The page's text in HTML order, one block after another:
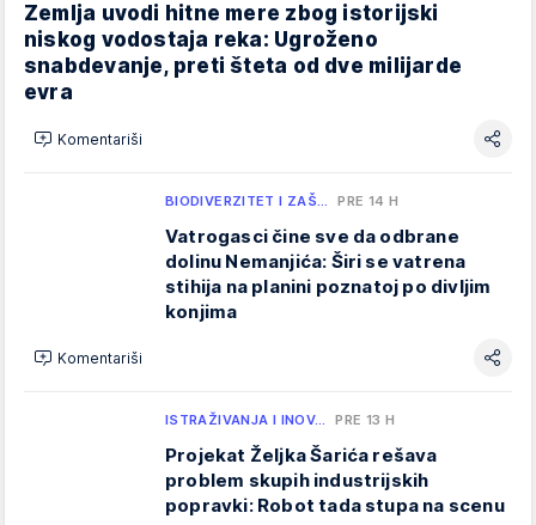
Zemlja uvodi hitne mere zbog istorijski
niskog vodostaja reka: Ugroženo
snabdevanje, preti šteta od dve milijarde
evra
Komentariši
BIODIVERZITET I ZAŠ… PRE 14 H
Vatrogasci čine sve da odbrane
dolinu Nemanjića: Širi se vatrena
stihija na planini poznatoj po divljim
konjima
Komentariši
ISTRAŽIVANJA I INOV… PRE 13 H
Projekat Željka Šarića rešava
problem skupih industrijskih
popravki: Robot tada stupa na scenu